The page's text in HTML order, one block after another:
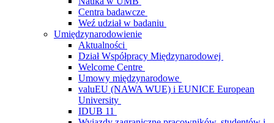
Centra badawcze
Weź udział w badaniu
Umiędzynarodowienie
Aktualności
Dział Współpracy Międzynarodowej
Welcome Centre
Umowy międzynarodowe
valuEU (NAWA WUE) i EUNICE European
University
IDUB 11